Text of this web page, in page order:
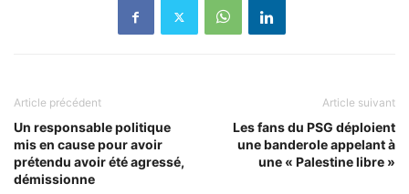
Article précédent
Un responsable politique
mis en cause pour avoir
prétendu avoir été agressé,
démissionne
Article suivant
Les fans du PSG déploient
une banderole appelant à
une « Palestine libre »